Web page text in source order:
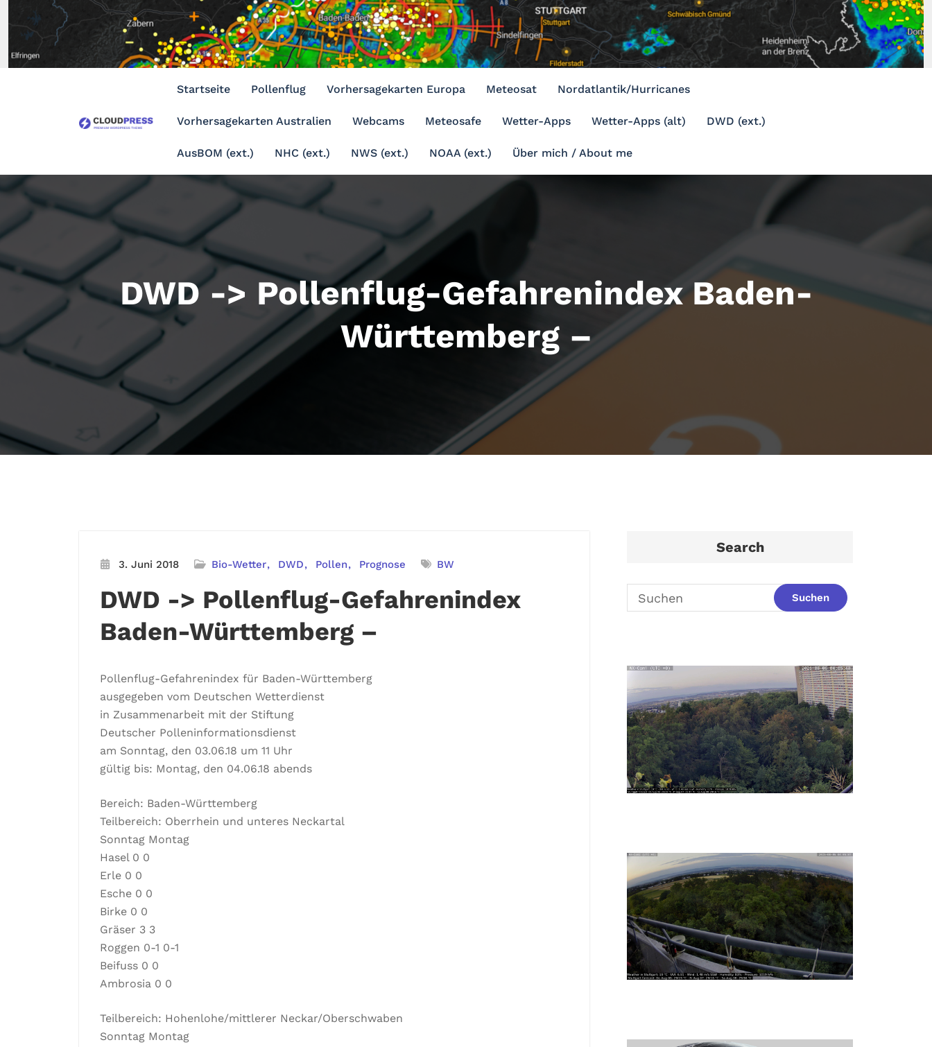
Inhalt
springen
Startseite Pollenflug Vorhersagekarten Europa Meteosat Nordatlantik/Hurricanes
Vorhersagekarten Australien Webcams Meteosafe Wetter-Apps Wetter-Apps (alt) DWD (ext.)
AusBOM (ext.) NHC (ext.) NWS (ext.) NOAA (ext.) Über mich / About me
DWD -> Pollenflug-Gefahrenindex Baden-
Württemberg –
3. Juni 2018 Bio-Wetter DWD Pollen Prognose BW
DWD -> Pollenflug-Gefahrenindex
Baden-Württemberg –
Pollenflug-Gefahrenindex für Baden-Württemberg
ausgegeben vom Deutschen Wetterdienst
in Zusammenarbeit mit der Stiftung
Deutscher Polleninformationsdienst
am Sonntag, den 03.06.18 um 11 Uhr
gültig bis: Montag, den 04.06.18 abends
Bereich: Baden-Württemberg
Teilbereich: Oberrhein und unteres Neckartal
Sonntag Montag
Hasel 0 0
Erle 0 0
Esche 0 0
Birke 0 0
Gräser 3 3
Roggen 0-1 0-1
Beifuss 0 0
Ambrosia 0 0
Teilbereich: Hohenlohe/mittlerer Neckar/Oberschwaben
Sonntag Montag
Search